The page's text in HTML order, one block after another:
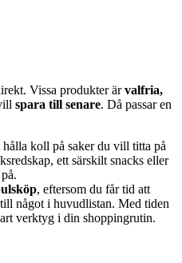
Vissa produkter ärvalfria,
spara till senare. Då passar en
koll på saker du vill titta på
ett särskilt snacks eller
, eftersom du får tid att
något i huvudlistan. Med tiden
verktyg i din shoppingrutin.